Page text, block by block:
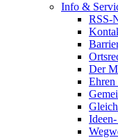
Info &
RSS-
Der
Ehren